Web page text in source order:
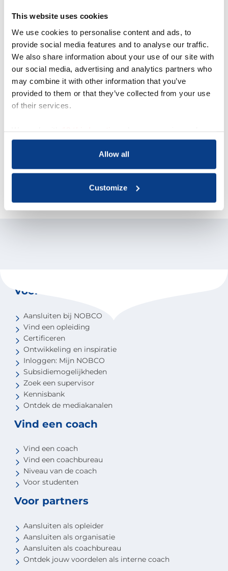
This website uses cookies
We use cookies to personalise content and ads, to
provide social media features and to analyse our traffic.
We also share information about your use of our site with
our social media, advertising and analytics partners who
may combine it with other information that you’ve
provided to them or that they’ve collected from your use
of their services.
process your information.
Allow all
Customize
Acquisitie wordt niet op
prijs gesteld
doeleinden. Indien gewenst kun je
het e-mailadresinfo@nobco.nl
Voor coaches
Aansluiten bij NOBCO
Vind een opleiding
Certificeren
Ontwikkeling en inspiratie
Inloggen: Mijn NOBCO
Subsidiemogelijkheden
Zoek een supervisor
Kennisbank
Ontdek de mediakanalen
Vind een coach
Vind een coach
Vind een coachbureau
Niveau van de coach
Voor studenten
Voor partners
Aansluiten als opleider
Aansluiten als organisatie
Aansluiten als coachbureau
Ontdek jouw voordelen als interne coach